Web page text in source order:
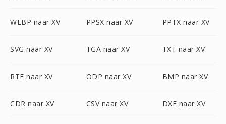
WEBP naar XV PPSX naar XV PPTX naar XV
SVG naar XV TGA naar XV TXT naar XV
RTF naar XV ODP naar XV BMP naar XV
CDR naar XV CSV naar XV DXF naar XV